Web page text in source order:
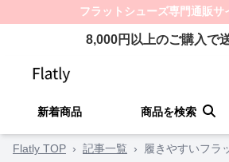
フラットシューズ専門通販サ
8,000円以上のご購入で
新着商品 商品を検索
Flatly TOP › 記事一覧 › 履きやすいフラ